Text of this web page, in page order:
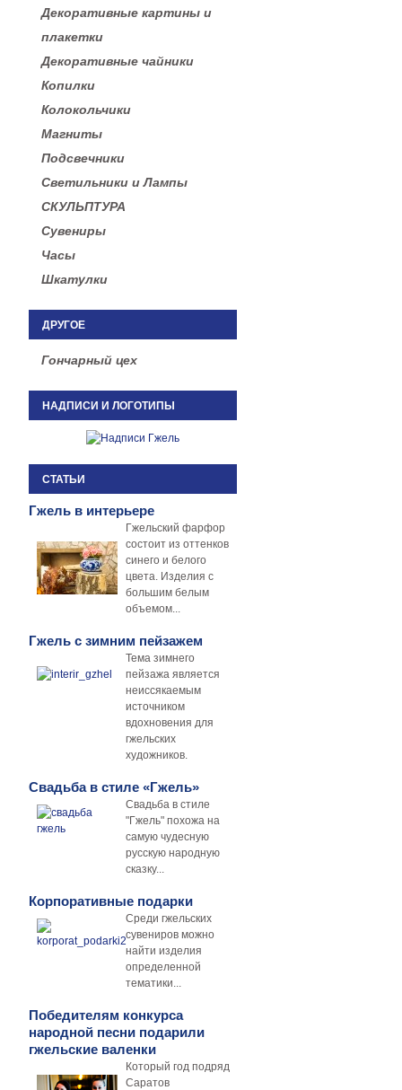
Декоративные картины и
плакетки
Декоративные чайники
Копилки
Колокольчики
Магниты
Подсвечники
Светильники и Лампы
СКУЛЬПТУРА
Сувениры
Часы
Шкатулки
ДРУГОЕ
Гончарный цех
НАДПИСИ И ЛОГОТИПЫ
СТАТЬИ
Гжель в интерьере
Гжельский фарфор
состоит из оттенков
синего и белого
цвета. Изделия с
большим белым
объемом...
Гжель с зимним пейзажем
Тема зимнего
пейзажа является
неиссякаемым
источником
вдохновения для
гжельских
художников.
Свадьба в стиле «Гжель»
Свадьба в стиле
"Гжель" похожа на
самую чудесную
русскую народную
сказку...
Корпоративные подарки
Среди гжельских
сувениров можно
найти изделия
определенной
тематики...
Победителям конкурса
народной песни подарили
гжельские валенки
Который год подряд
Саратов